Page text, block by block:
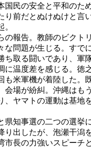
民の安全と平和の
前だとぬけぬけと
報告。教師のビクト
問題が生じる。すで
取る闘いであり、軍
温度差を感じる。徳
米軍機が着陸した。
場が紛糾。沖縄はも
ヤマトの運動は基
知事選の二つの選挙
出したが、泡瀬干
長の力強いスピーチ